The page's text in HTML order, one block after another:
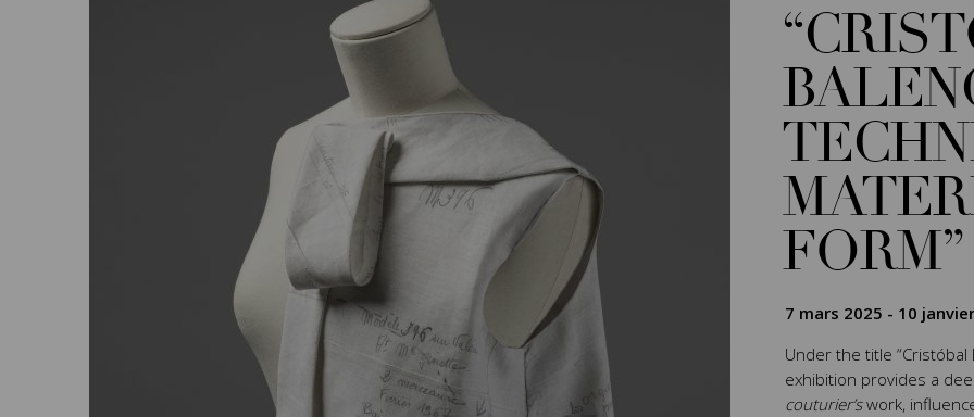
FORM”
7 mars 2025 - 10
Under the title “Cristóbal
exhibition provides a
couturier’swork,